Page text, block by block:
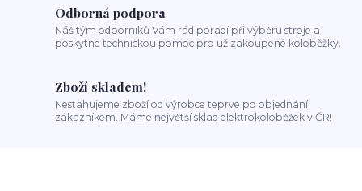
Odborná podpora
Náš tým odborníků Vám rád poradí při výběru stroje a
poskytne technickou pomoc pro už zakoupené koloběžky.
Zboží skladem!
Nestahujeme zboží od výrobce teprve po objednání
zákazníkem. Máme největší sklad elektrokoloběžek v ČR!